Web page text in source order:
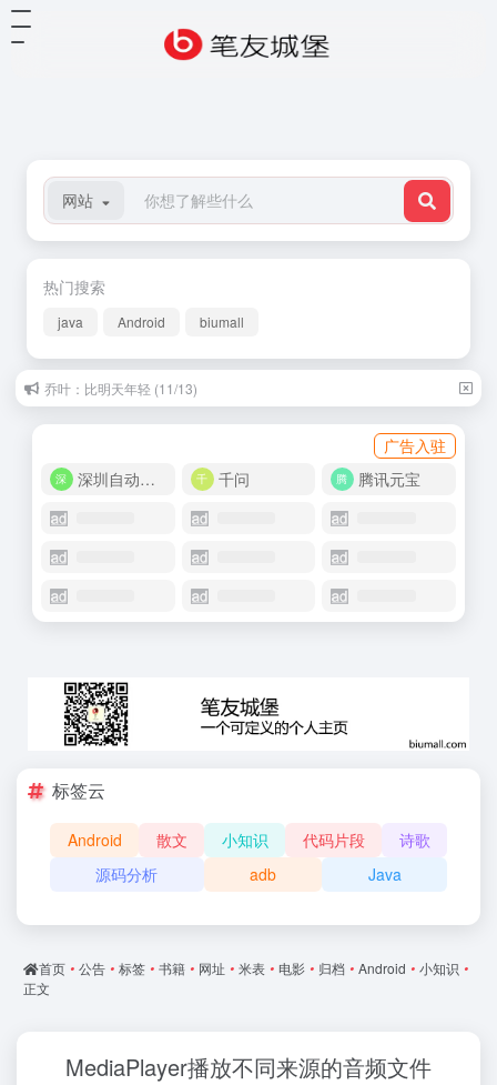
网站
热门搜索
java Android biumall
王小波：一只特立独行的猪 (11/12)
广告入驻
深圳自动化商城
千问 腾讯元宝
标签云
Android 散文 小知识 代码片段
诗歌
源码分析
adb Java
首页 • 公告 • 标签 • 书籍 • 网址 • 米表 • 电影 • 归档 • Android • 小知识 •
正文
MediaPlayer播放不同来源的音频文件